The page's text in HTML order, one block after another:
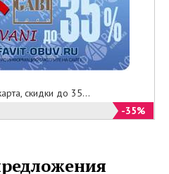
скидки до 35...
-35%